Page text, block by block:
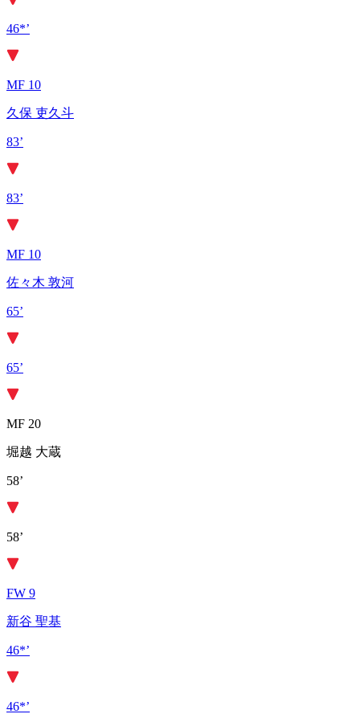
46*’
MF 10
久保 吏久斗
83’
83’
MF 10
佐々木 敦河
65’
65’
MF 20
堀越 大蔵
58’
58’
FW 9
新谷 聖基
46*’
46*’